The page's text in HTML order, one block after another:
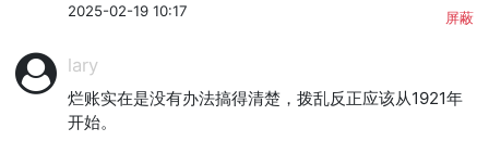
2025-02-19 10:17 屏蔽
lary
烂账实在是没有办法搞得清楚，拨乱反正应该从1921年
开始。